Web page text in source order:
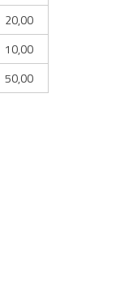
20,00
10,00
50,00